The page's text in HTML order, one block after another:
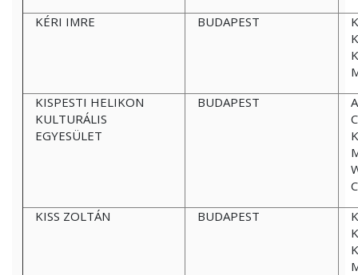
KÉRI IMRE BUDAPEST
KISPESTI HELIKON
KULTURÁLIS
EGYESÜLET
BUDAPEST
KISS ZOLTÁN
BUDAPEST